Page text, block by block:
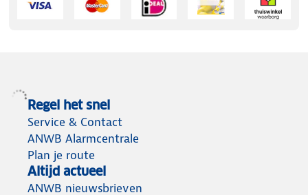
Regel het snel
Service & Contact
ANWB Alarmcentrale
Plan je route
Altijd actueel
ANWB nieuwsbrieven